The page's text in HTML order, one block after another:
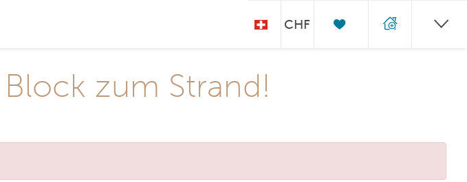
CHF
Block zum Strand!